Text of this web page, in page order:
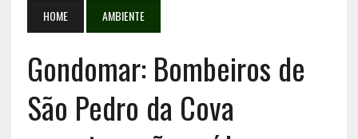
HOME AMBIENTE
Gondomar: Bombeiros de
São Pedro da Cova